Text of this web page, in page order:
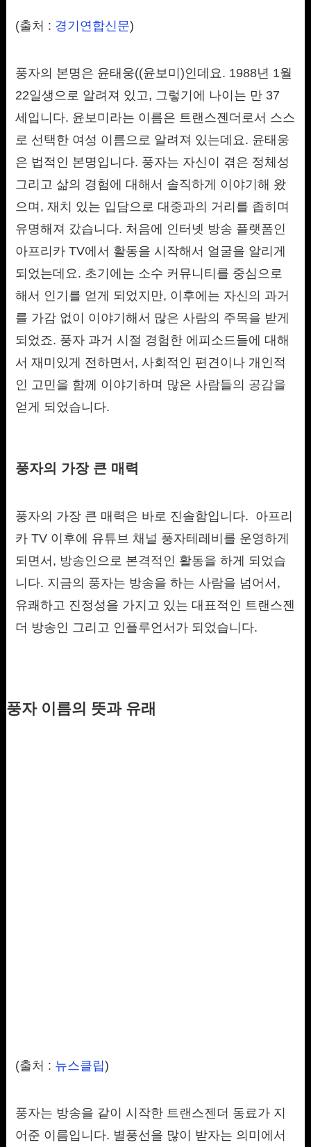
(출처 : 경기연합신문)
풍자의 본명은 윤태웅((윤보미)인데요. 1988년 1월
22일생으로 알려져 있고, 그렇기에 나이는 만 37
세입니다. 윤보미라는 이름은 트랜스젠더로서 스스
로 선택한 여성 이름으로 알려져 있는데요. 윤태웅
은 법적인 본명입니다. 풍자는 자신이 겪은 정체성
그리고 삶의 경험에 대해서 솔직하게 이야기해 왔
으며, 재치 있는 입담으로 대중과의 거리를 좁히며
유명해져 갔습니다. 처음에 인터넷 방송 플랫폼인
아프리카 TV에서 활동을 시작해서 얼굴을 알리게
되었는데요. 초기에는 소수 커뮤니티를 중심으로
해서 인기를 얻게 되었지만, 이후에는 자신의 과거
를 가감 없이 이야기해서 많은 사람의 주목을 받게
되었죠. 풍자 과거 시절 경험한 에피소드들에 대해
서 재미있게 전하면서, 사회적인 편견이나 개인적
인 고민을 함께 이야기하며 많은 사람들의 공감을
얻게 되었습니다.
풍자의 가장 큰 매력
풍자의 가장 큰 매력은 바로 진솔함입니다. 아프리
카 TV 이후에 유튜브 채널 풍자테레비를 운영하게
되면서, 방송인으로 본격적인 활동을 하게 되었습
니다. 지금의 풍자는 방송을 하는 사람을 넘어서,
유쾌하고 진정성을 가지고 있는 대표적인 트랜스젠
더 방송인 그리고 인플루언서가 되었습니다.
풍자 이름의 뜻과 유래
(출처 : 뉴스클립)
풍자는 방송을 같이 시작한 트랜스젠더 동료가 지
어준 이름입니다. 별풍선을 많이 받자는 의미에서